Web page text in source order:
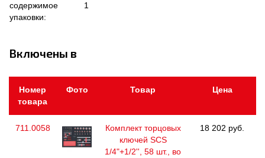
содержимое
упаковки:
1
Включены в
Номер
товара
Фото Товар Цена
711.0058
Комплект торцовых
ключей SCS
1/4"+1/2'', 58 шт., во
18 202 руб.